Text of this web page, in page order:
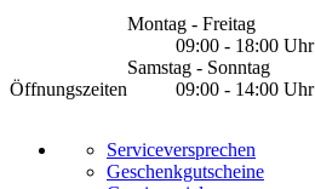
Öffnungszeiten
Montag - Freitag
09:00 - 18:00 Uhr
Samstag - Sonntag
09:00 - 14:00 Uhr
Serviceversprechen
Geschenkgutscheine